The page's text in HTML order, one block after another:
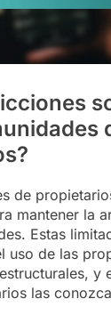
de
mantener la
Estas
uso de las
y
las